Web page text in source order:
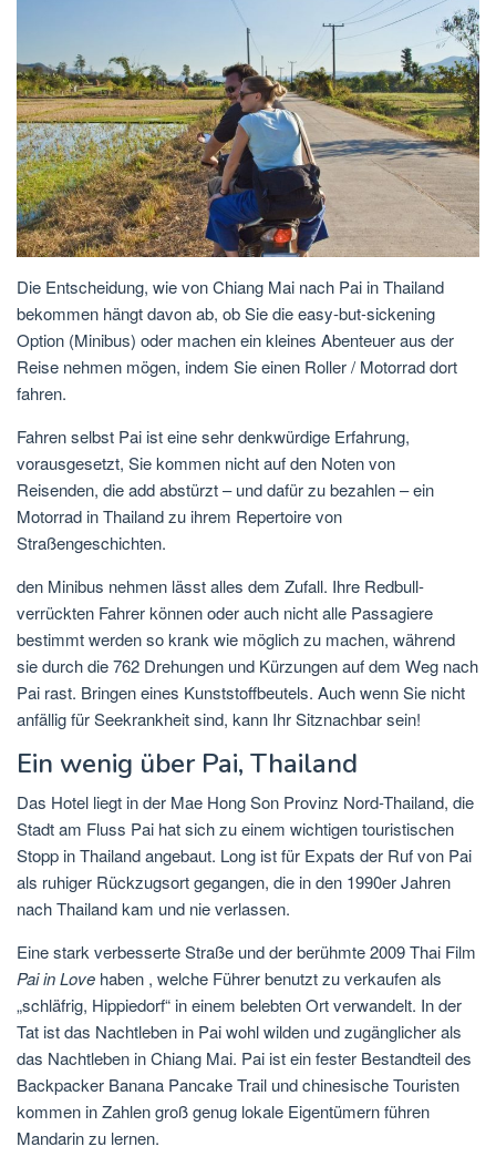
Die Entscheidung, wie von Chiang Mai nach Pai in Thailand
bekommen hängt davon ab, ob Sie die easy-but-sickening
Option (Minibus) oder machen ein kleines Abenteuer aus der
Reise nehmen mögen, indem Sie einen Roller / Motorrad dort
fahren.
Fahren selbst Pai ist eine sehr denkwürdige Erfahrung,
vorausgesetzt, Sie kommen nicht auf den Noten von
Reisenden, die add abstürzt – und dafür zu bezahlen – ein
Motorrad in Thailand zu ihrem Repertoire von
Straßengeschichten.
den Minibus nehmen lässt alles dem Zufall. Ihre Redbull-
verrückten Fahrer können oder auch nicht alle Passagiere
bestimmt werden so krank wie möglich zu machen, während
sie durch die 762 Drehungen und Kürzungen auf dem Weg nach
Pai rast. Bringen eines Kunststoffbeutels. Auch wenn Sie nicht
anfällig für Seekrankheit sind, kann Ihr Sitznachbar sein!
Ein wenig über Pai, Thailand
Das Hotel liegt in der Mae Hong Son Provinz Nord-Thailand, die
Stadt am Fluss Pai hat sich zu einem wichtigen touristischen
Stopp in Thailand angebaut. Long ist für Expats der Ruf von Pai
als ruhiger Rückzugsort gegangen, die in den 1990er Jahren
nach Thailand kam und nie verlassen.
Eine stark verbesserte Straße und der berühmte 2009 Thai Film
Pai in Love haben , welche Führer benutzt zu verkaufen als
„schläfrig, Hippiedorf“ in einem belebten Ort verwandelt. In der
Tat ist das Nachtleben in Pai wohl wilden und zugänglicher als
das Nachtleben in Chiang Mai. Pai ist ein fester Bestandteil des
Backpacker Banana Pancake Trail und chinesische Touristen
kommen in Zahlen groß genug lokale Eigentümern führen
Mandarin zu lernen.